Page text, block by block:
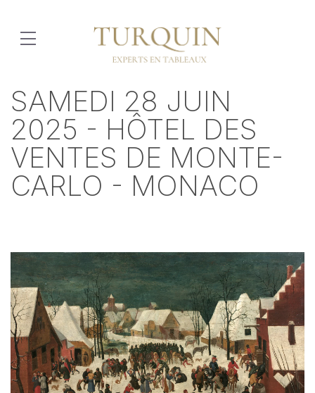
SAMEDI 28 JUIN
2025 - HÔTEL DES
VENTES DE MONTE-
CARLO - MONACO